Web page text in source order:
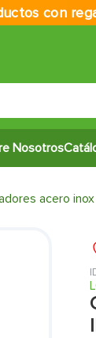
con
Nosotros
acero